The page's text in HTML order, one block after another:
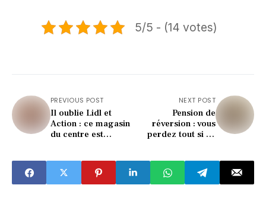
5/5 - (14 votes)
PREVIOUS POST
Il oublie Lidl et
Action : ce magasin
du centre est
NEXT POST
Pension de
réversion : vous
perdez tout si ce